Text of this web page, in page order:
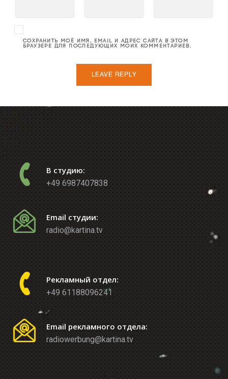
СОХРАНИТЬ МОЁ ИМЯ, EMAIL И АДРЕС САЙТА В ЭТОМ
БРАУЗЕРЕ ДЛЯ ПОСЛЕДУЮЩИХ МОИХ КОММЕНТАРИЕВ.
В студию:
+49 6987407838
Email студии:
radio@kartina.tv
Рекламный отдел:
+49 61188096241
Email рекламного отдела:
radiowerbung@kartina.tv